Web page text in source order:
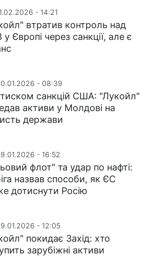
- 14:21
втратив контроль над
Європі через санкції, але є
- 08:39
тиском санкцій США: "Лукойл"
активи у Молдові на
держави
- 16:52
флот" та удар по нафті:
назвав способи, як ЄС
дотиснути Росію
- 12:05
покидає Захід: хто
зарубіжні активи